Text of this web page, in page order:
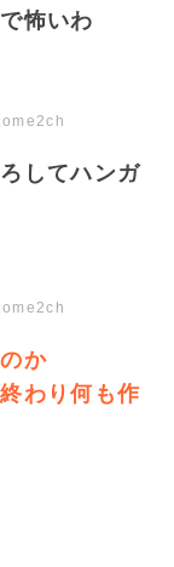
怖いわ
してハンガ
か
わり何も作